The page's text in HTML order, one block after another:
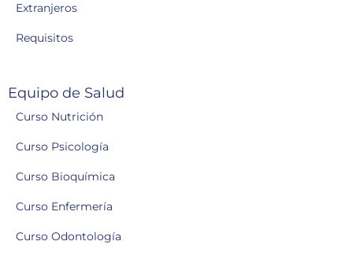
Extranjeros
Requisitos
Equipo de Salud
Curso Nutrición
Curso Psicología
Curso Bioquímica
Curso Enfermería
Curso Odontología